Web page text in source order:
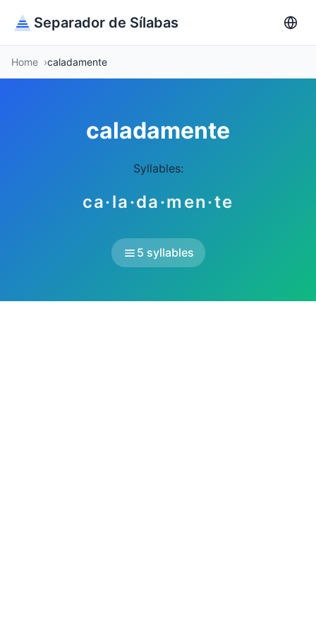
Separador de Sílabas
Home caladamente
caladamente
Syllables:
ca·la·da·men·te
5 syllables